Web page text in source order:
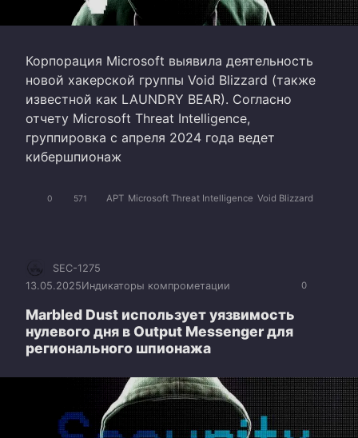
Корпорация Microsoft выявила деятельность
новой хакерской группы Void Blizzard (также
известной как LAUNDRY BEAR). Согласно
отчету Microsoft Threat Intelligence,
группировка с апреля 2024 года ведет
кибершпионаж
0 571 APT Microsoft Threat Intelligence Void Blizzard
0
SEC-1275
13.05.2025Индикаторы компрометации
Marbled Dust использует уязвимость
нулевого дня в Output Messenger для
регионального шпионажа